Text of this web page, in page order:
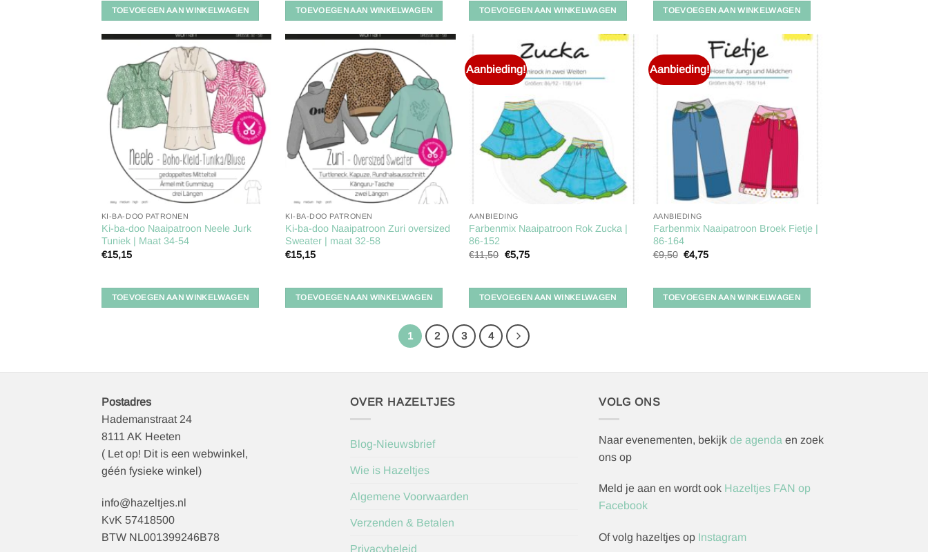
TOEVOEGEN AAN WINKELWAGEN TOEVOEGEN AAN WINKELWAGEN TOEVOEGEN AAN WINKELWAGEN TOEVOEGEN AAN WINKELWAGEN
Toevoegen
aan
verlanglijst
KI-BA-DOO PATRONEN
Ki-ba-doo Naaipatroon Neele Jurk
Tuniek | Maat 34-54
€15,15
TOEVOEGEN AAN WINKELWAGEN
Toevoegen
aan
verlanglijst
KI-BA-DOO PATRONEN
Ki-ba-doo Naaipatroon Zuri oversized
Sweater | maat 32-58
€15,15
TOEVOEGEN AAN WINKELWAGEN
Aanbieding!
aan
AANBIEDING
Farbenmix Naaipatroon Rok Zucka |
86-152
€11,50 Oorspronkelijke
€5,75Huidige
TOEVOEGEN AAN WINKELWAGEN
Aanbieding!
Toevoegen
AANBIEDING
Farbenmix Naaipatroon Broek Fietje |
86-164
€9,50 Oorspronkelijke
€4,75Huidige
TOEVOEGEN AAN WINKELWAGEN
1 2 3 4
Postadres
Hademanstraat 24
8111 AK Heeten
( Let op! Dit is een webwinkel,
géén fysieke winkel)
info@hazeltjes.nl
KvK 57418500
BTW NL001399246B78
OVER HAZELTJES
Blog-Nieuwsbrief
Wie is Hazeltjes
Algemene Voorwaarden
Verzenden & Betalen
Privacybeleid
VOLG ONS
Naar evenementen, bekijk de agenda en zoek
ons op
Meld je aan en wordt ook Hazeltjes FAN op
Facebook
Of volg hazeltjes op Instagram